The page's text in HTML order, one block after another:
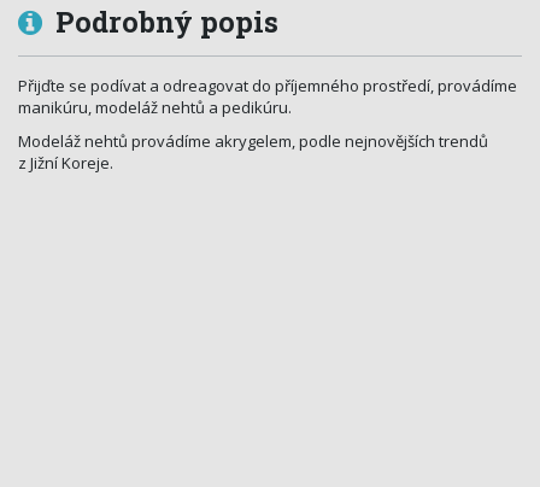
Podrobný popis
Přijďte se podívat a odreagovat do příjemného prostředí, provádíme
manikúru, modeláž nehtů a pedikúru.
Modeláž nehtů provádíme akrygelem, podle nejnovějších trendů
z Jižní Koreje.